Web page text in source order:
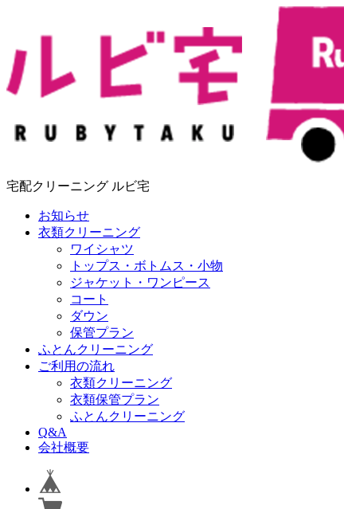
宅配クリーニング ルビ宅
お知らせ
衣類クリーニング
ワイシャツ
トップス・ボトムス・小物
ジャケット・ワンピース
コート
ダウン
保管プラン
ふとんクリーニング
ご利用の流れ
衣類クリーニング
衣類保管プラン
ふとんクリーニング
Q&A
会社概要